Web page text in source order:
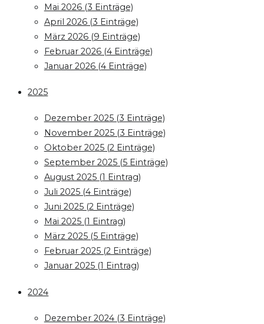
Mai 2026 (3 Einträge)
April 2026 (3 Einträge)
März 2026 (9 Einträge)
Februar 2026 (4 Einträge)
Januar 2026 (4 Einträge)
2025
Dezember 2025 (3 Einträge)
November 2025 (3 Einträge)
Oktober 2025 (2 Einträge)
September 2025 (5 Einträge)
August 2025 (1 Eintrag)
Juli 2025 (4 Einträge)
Juni 2025 (2 Einträge)
Mai 2025 (1 Eintrag)
März 2025 (5 Einträge)
Februar 2025 (2 Einträge)
Januar 2025 (1 Eintrag)
2024
Dezember 2024 (3 Einträge)